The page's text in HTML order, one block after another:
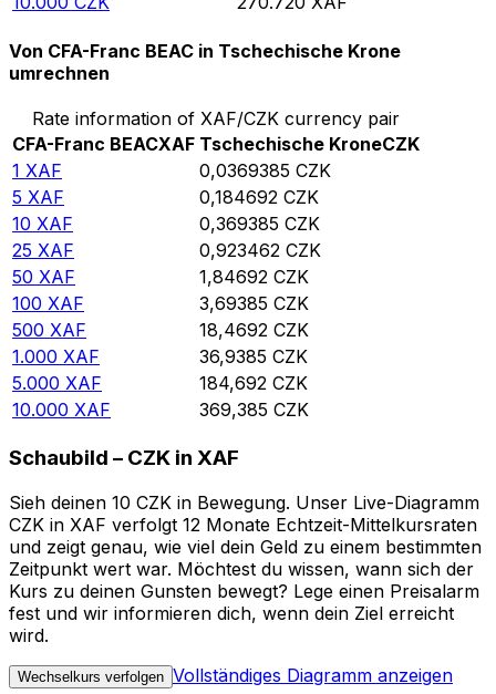
Von CFA-Franc BEAC in Tschechische Krone
umrechnen
Rate information of XAF/CZK currency pair
CFA-Franc BEACXAF Tschechische KroneCZK
1 XAF 0,0369385 CZK
5 XAF 0,184692 CZK
10 XAF 0,369385 CZK
25 XAF 0,923462 CZK
50 XAF 1,84692 CZK
100 XAF 3,69385 CZK
500 XAF 18,4692 CZK
1.000 XAF 36,9385 CZK
5.000 XAF 184,692 CZK
10.000 XAF 369,385 CZK
Schaubild – CZK in XAF
Sieh deinen 10 CZK in Bewegung. Unser Live-Diagramm
CZK in XAF verfolgt 12 Monate Echtzeit-Mittelkursraten
und zeigt genau, wie viel dein Geld zu einem bestimmten
Zeitpunkt wert war. Möchtest du wissen, wann sich der
Kurs zu deinen Gunsten bewegt? Lege einen Preisalarm
fest und wir informieren dich, wenn dein Ziel erreicht
wird.
Wechselkurs verfolgen Vollständiges Diagramm anzeigen